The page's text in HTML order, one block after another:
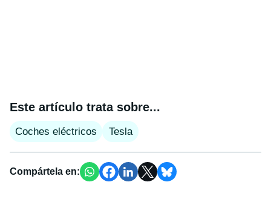
Este artículo trata sobre...
Coches eléctricos Tesla
Compártela en: